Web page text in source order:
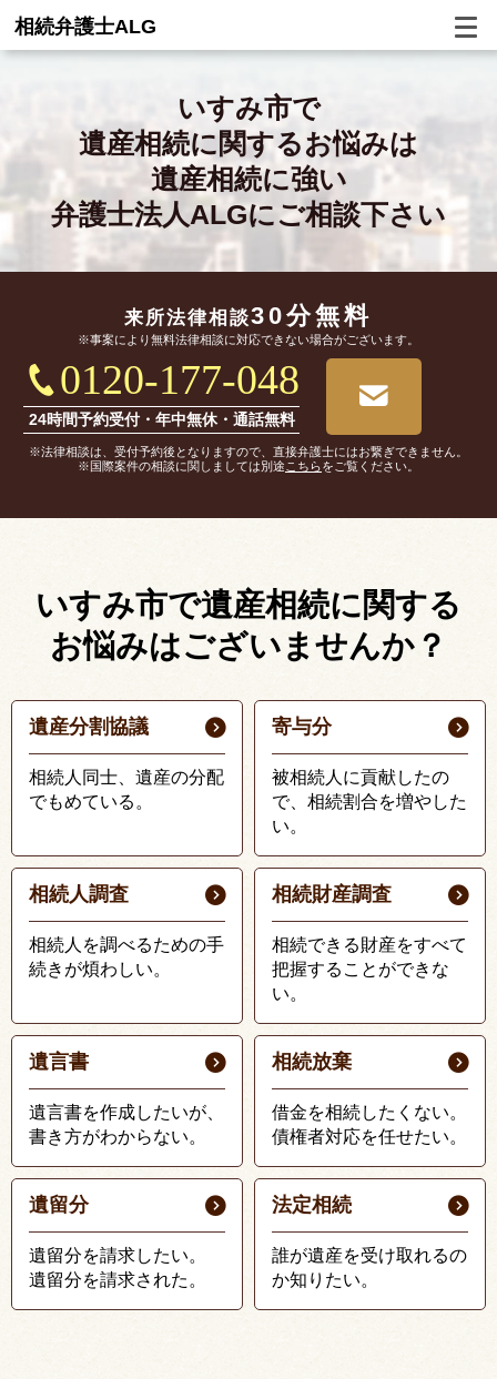
相続弁護士ALG
いすみ市で
遺産相続に関するお悩みは
遺産相続に強い
弁護士法人ALGにご相談下さい
来所法律相談30分無料
※事案により無料法律相談に対応できない場合がございます。
0120-177-048
24時間予約受付・年中無休・通話無料
※法律相談は、受付予約後となりますので、直接弁護士にはお繋ぎできません。
※国際案件の相談に関しましては別途 こちらをご覧ください。
いすみ市で遺産相続に関する
お悩みはございませんか？
遺産分割協議
相続人同士、遺産の分配
でもめている。
寄与分
被相続人に貢献したの
で、相続割合を増やした
い。
相続人調査
相続人を調べるための手
続きが煩わしい。
相続財産調査
相続できる財産をすべて
把握することができな
い。
遺言書
遺言書を作成したいが、
書き方がわからない。
相続放棄
借金を相続したくない。
債権者対応を任せたい。
遺留分
遺留分を請求したい。
遺留分を請求された。
法定相続
誰が遺産を受け取れるの
か知りたい。